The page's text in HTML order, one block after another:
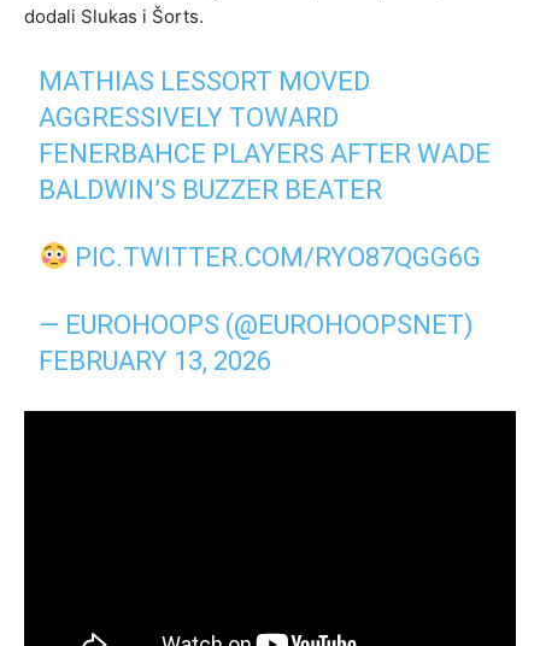
dodali Slukas i Šorts.
MATHIAS LESSORT MOVED
AGGRESSIVELY TOWARD
FENERBAHCE PLAYERS AFTER WADE
BALDWIN’S BUZZER BEATER
PIC.TWITTER.COM/RYO87QGG6G
— EUROHOOPS (@EUROHOOPSNET)
FEBRUARY 13, 2026